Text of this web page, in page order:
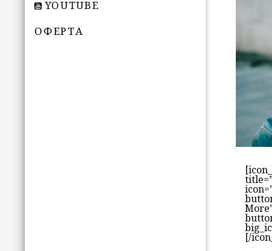
YOUTUBE
ОФЕРТА
[/